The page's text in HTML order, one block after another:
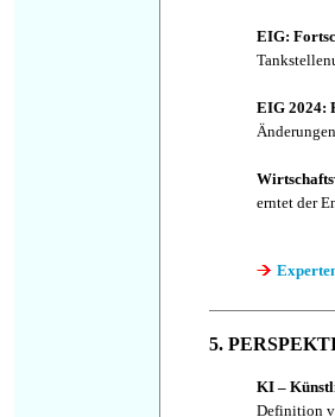
EIG:
EIG 2024:
erntet der
5.
KI –
Definition